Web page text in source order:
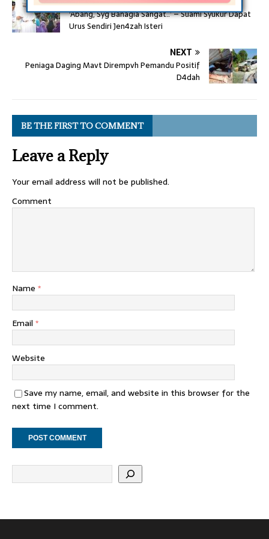
‘Abang, Syg Bahagia Sangat..’ – Suami Syukur Dapat
Urus Sendiri Jen4zah Isteri
NEXT
Peniaga Daging Mavt Dirempvh Pemandu Positif
D4dah
BE THE FIRST TO COMMENT
Leave a Reply
Your email address will not be published.
Comment
Name *
Email *
Website
Save my name, email, and website in this browser for the
next time I comment.